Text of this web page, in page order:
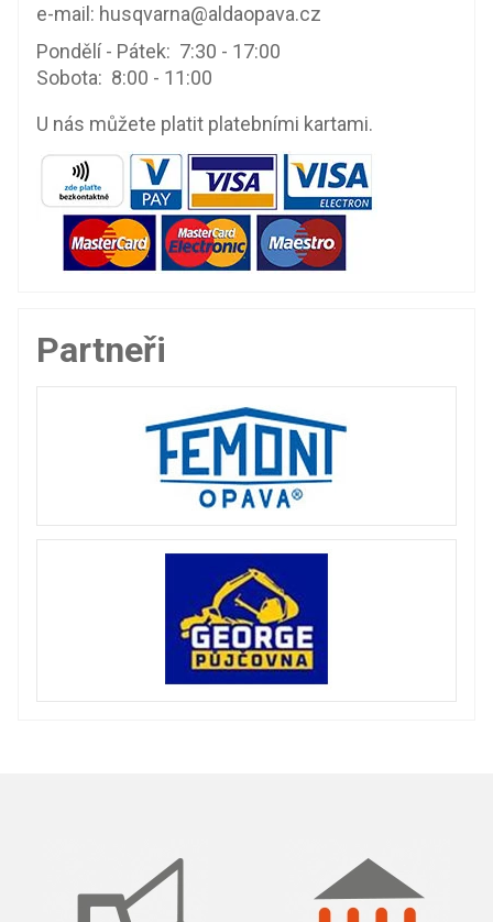
e-mail: husqvarna@aldaopava.cz
Pondělí - Pátek: 7:30 - 17:00
Sobota: 8:00 - 11:00
U nás můžete platit platebními kartami.
Partneři